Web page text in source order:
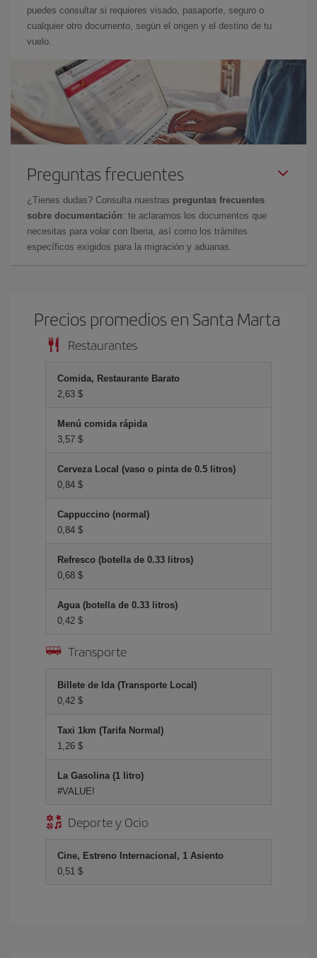
puedes consultar si requieres visado, pasaporte, seguro o
cualquier otro documento, según el origen y el destino de tu
vuelo.
Preguntas frecuentes
¿Tienes dudas? Consulta nuestras preguntas frecuentes
sobre documentación: te aclaramos los documentos que
necesitas para volar con Iberia, así como los trámites
específicos exigidos para la migración y aduanas.
Precios promedios en Santa Marta
Restaurantes
Comida, Restaurante Barato
2,63 $
Menú comida rápida
3,57 $
Cerveza Local (vaso o pinta de 0.5 litros)
0,84 $
Cappuccino (normal)
0,84 $
Refresco (botella de 0.33 litros)
0,68 $
Agua (botella de 0.33 litros)
0,42 $
Transporte
Billete de Ida (Transporte Local)
0,42 $
Taxi 1km (Tarifa Normal)
1,26 $
La Gasolina (1 litro)
#VALUE!
Deporte y Ocio
Cine, Estreno Internacional, 1 Asiento
0,51 $